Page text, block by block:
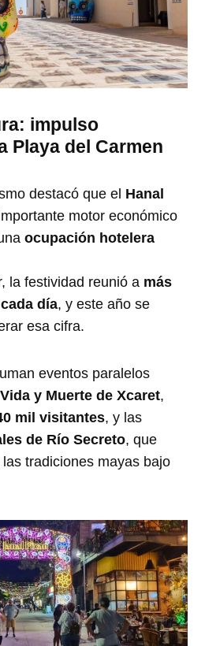
impulso
Playa del Carmen
destacó que el Hanal
motor económico
ocupación hotelera
la festividad reunió a más
día, y este año se
esa cifra.
eventos paralelos
y Muerte de Xcaret,
mil visitantes, y las
de Río Secreto, que
tradiciones mayas bajo